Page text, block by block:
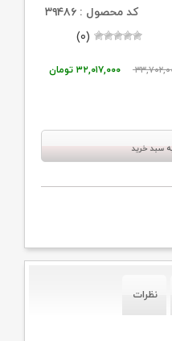
کد محصول : ۳۹۴۸۶
(۰)
قیمت
۳۲,۰۱۷,۰۰۰ تومان
سبد خرید
نظرات